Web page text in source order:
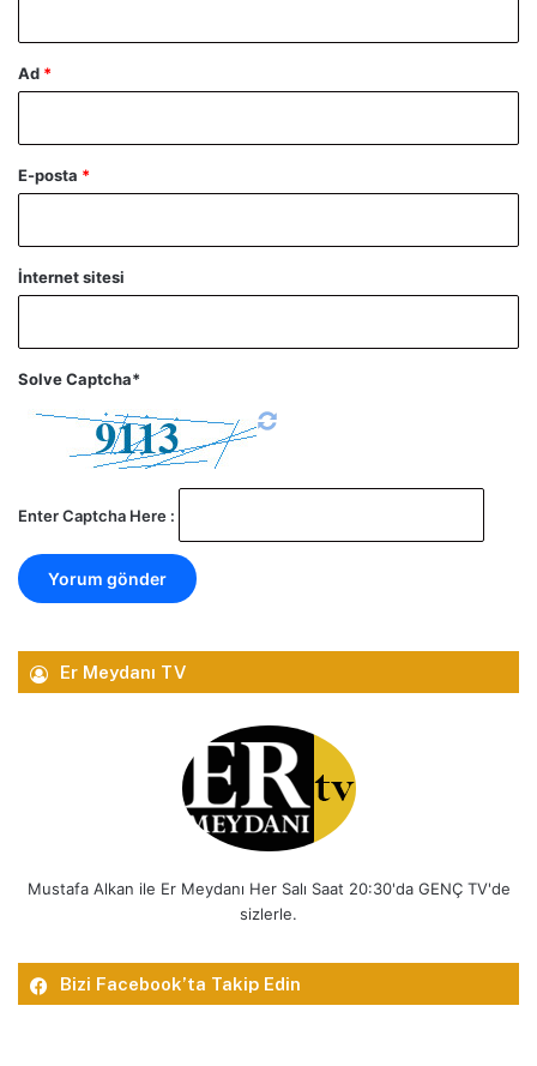
Ad *
E-posta *
İnternet sitesi
Solve Captcha*
Enter Captcha Here :
Er Meydanı TV
Mustafa Alkan ile Er Meydanı Her Salı Saat 20:30'da GENÇ TV'de
sizlerle.
Bizi Facebook’ta Takip Edin